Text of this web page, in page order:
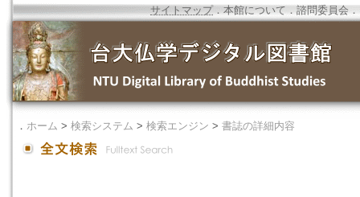
サイトマップ．本館について ． 諮問委員会 ．
． ホーム > 検索システム > 検索エンジン > 書誌の詳細内容